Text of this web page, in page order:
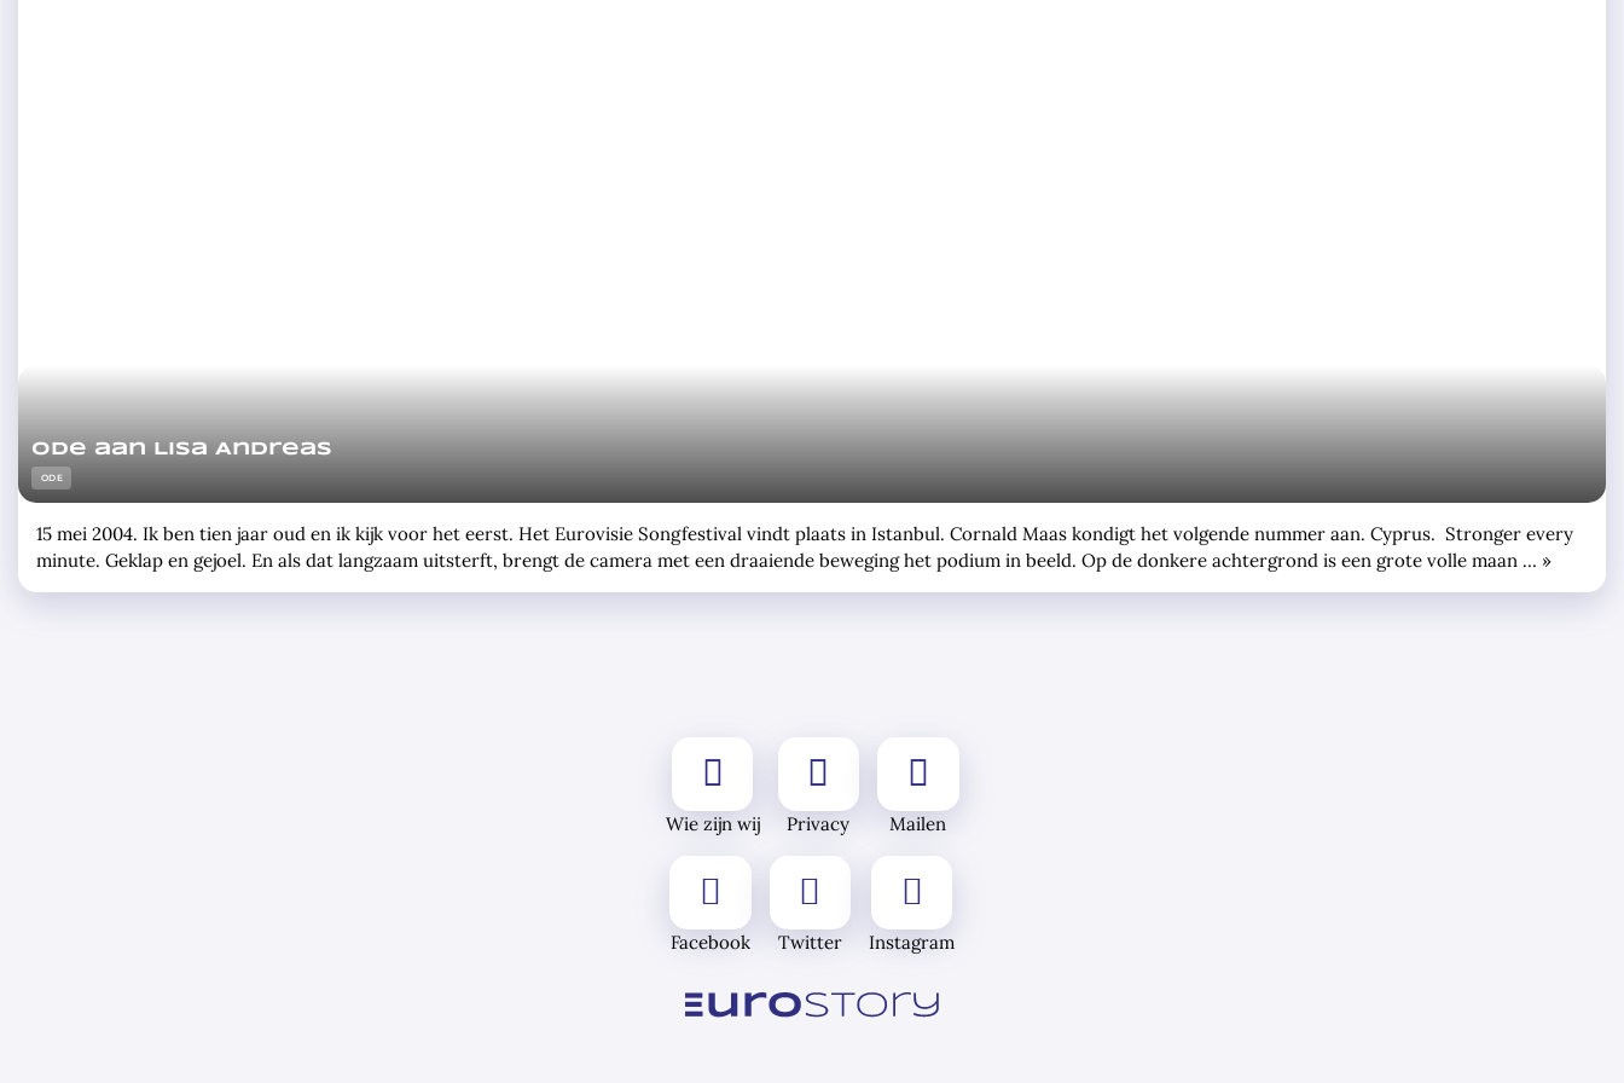
Ode aan Lisa Andreas
ODE
15 mei 2004. Ik ben tien jaar oud en ik kijk voor het eerst. Het Eurovisie Songfestival vindt plaats in Istanbul. Cornald Maas kondigt het volgende nummer aan. Cyprus. Stronger every
minute. Geklap en gejoel. En als dat langzaam uitsterft, brengt de camera met een draaiende beweging het podium in beeld. Op de donkere achtergrond is een grote volle maan … »
Wie zijn wij Privacy Mailen
Facebook Twitter Instagram